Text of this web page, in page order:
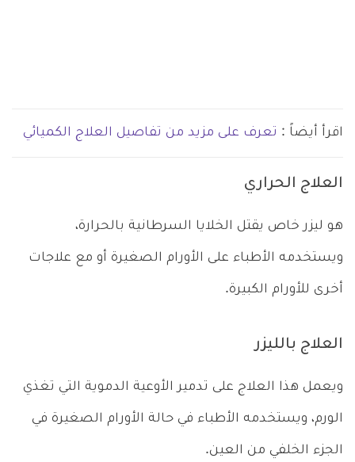
اقرأ أيضاً : تعرف على مزيد من تفاصيل العلاج الكميائي
العلاج الحراري
هو ليزر خاص يقتل الخلايا السرطانية بالحرارة،
ويستخدمه الأطباء على الأورام الصغيرة أو مع علاجات
أخرى للأورام الكبيرة.
العلاج بالليزر
ويعمل هذا العلاج على تدمير الأوعية الدموية التي تغذي
الورم، ويستخدمه الأطباء في حالة الأورام الصغيرة في
الجزء الخلفي من العين.